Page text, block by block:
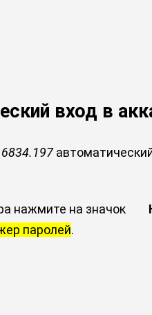
вход в
нажмите на значок
паролей.